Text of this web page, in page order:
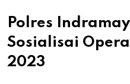
Polres
Sosialisai
2023